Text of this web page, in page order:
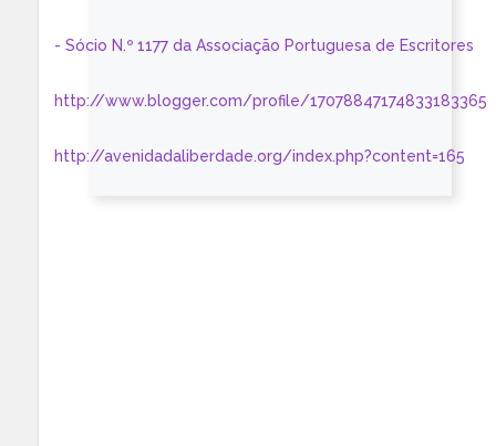
- Sócio N.º 1177 da Associação Portuguesa de Escritores
http://www.blogger.com/profile/17078847174833183365
http://avenidadaliberdade.org/index.php?content=165